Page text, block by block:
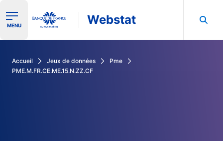
Ouvrir le menu de navigation
MENU Webstat
Accueil Jeux de données
Pme
PME.M.FR.CE.ME.15.N.ZZ.CF